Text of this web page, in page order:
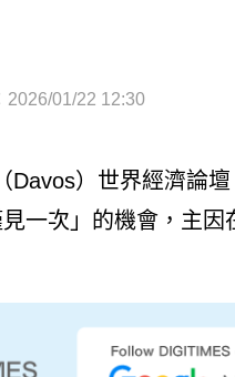
2026/01/22 12:30
）世界經濟論
一次」的機會，主因